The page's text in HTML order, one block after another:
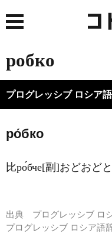
робко
プログレッシブ ロシア
ро́бко
比ро́бче[副]おどおど
出典 プログレッシブ ロ
プログレッシブ ロシア